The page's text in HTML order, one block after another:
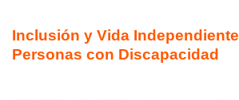
Inclusión y Vida
Personas con Discapacidad